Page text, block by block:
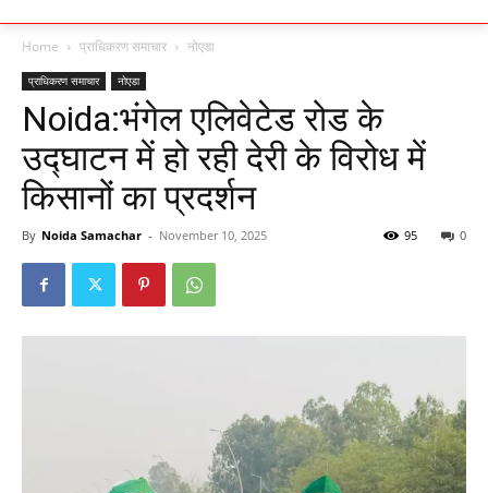
Home प्राधिकरण समाचार नोएडा
प्राधिकरण समाचार नोएडा
Noida:भंगेल एलिवेटेड रोड के
उद्घाटन में हो रही देरी के विरोध में
किसानों का प्रदर्शन
By Noida Samachar - November 10, 2025 0
95